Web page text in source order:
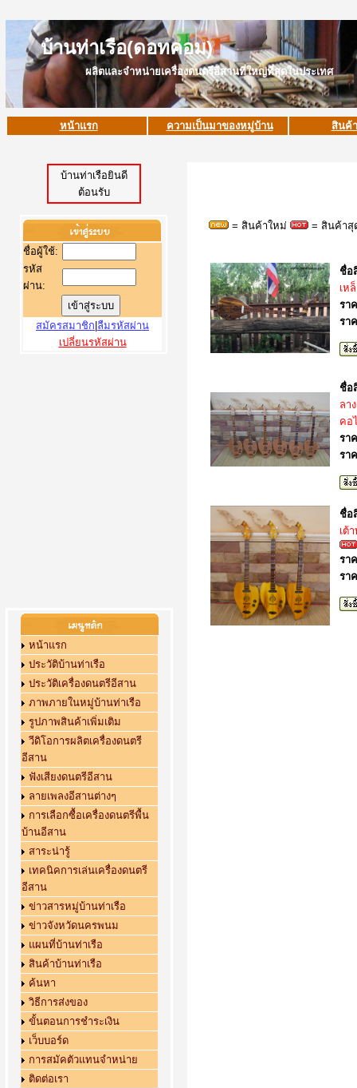
บ้านท่าเรือ(ดอทคอม)
ผลิตและจำหน่ายเครื่องดนตรีอีสานที่ใหญ่ที่สุดในประเทศ
หน้าแรก ความเป็นมาของหมู่บ้าน สินค้
บ้านท่าเรือยินดี
ต้อนรับ
ชื่อผู้ใช้:
รหัส
ผ่าน:
สมัครสมาชิก ลืมรหัสผ่าน
เปลี่ยนรหัสผ่าน
หน้าแรก
ประวัติบ้านท่าเรือ
ประวัติเครื่องดนตรีอีสาน
ภาพภายในหมู่บ้านท่าเรือ
รูปภาพสินค้าเพิ่มเติม
วีดิโอการผลิตเครื่องดนตรี
อีสาน
ฟังเสียงดนตรีอีสาน
ลายเพลงอีสานต่างๆ
การเลือกซื้อเครื่องดนตรีพื้น
บ้านอีสาน
สาระน่ารู้
เทคนิคการเล่นเครื่องดนตรี
อีสาน
ข่าวสารหมู่บ้านท่าเรือ
ข่าวจังหวัดนครพนม
แผนที่บ้านท่าเรือ
สินค้าบ้านท่าเรือ
ค้นหา
วิธีการส่งของ
ขั้นตอนการชำระเงิน
เว็บบอร์ด
การสมัคตัวแทนจำหน่าย
ติดต่อเรา
= สินค้าใหม่ = สินค้าสุ
ชื่อ
เห
รา
รา
ชื่อ
ลา
คอ
รา
รา
ชื่อ
เต้
รา
รา